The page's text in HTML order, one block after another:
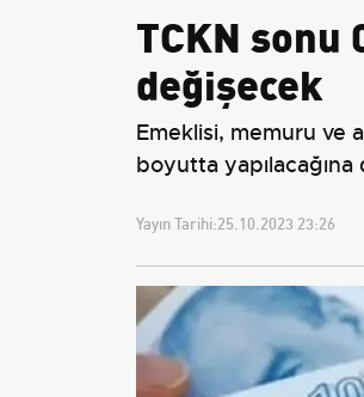
TCKN sonu
değişecek
Emeklisi, memuru ve
boyutta
Yayın Tarihi:25.10.2023 23:26